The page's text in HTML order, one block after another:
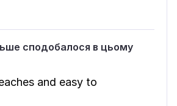
сподобалося в цьому
and easy to